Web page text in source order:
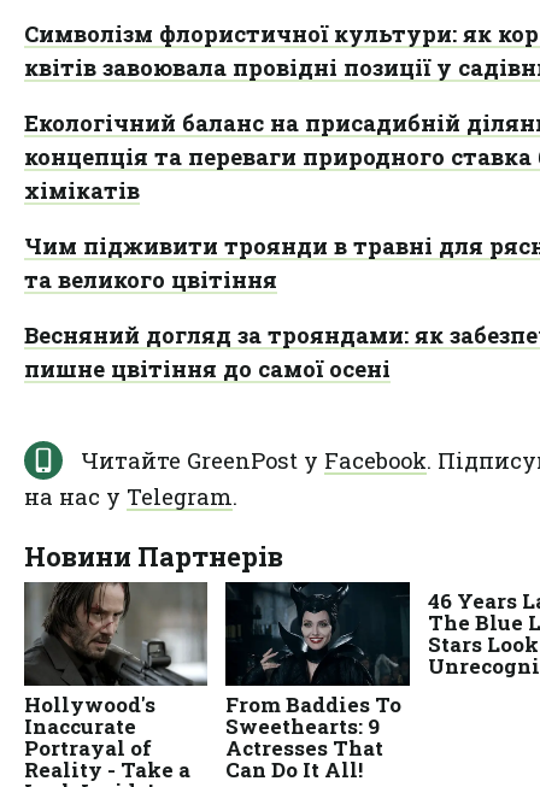
Символізм флористичної культури: як
квітів завоювала провідні позиції у
Екологічний баланс на присадибній
концепція та переваги природного ставка
хімікатів
Чим підживити троянди в травні для
та великого цвітіння
Весняний догляд за трояндами: як
пишне цвітіння до самої осені
Читайте GreenPost у Facebook.
на нас у Telegram.